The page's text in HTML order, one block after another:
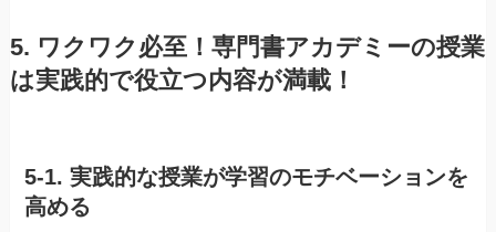
5. ワクワク必至！専門書アカデミーの授業
は実践的で役立つ内容が満載！
5-1. 実践的な授業が学習のモチベーションを
高める